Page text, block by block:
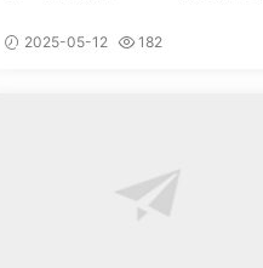
2025-05-12 182